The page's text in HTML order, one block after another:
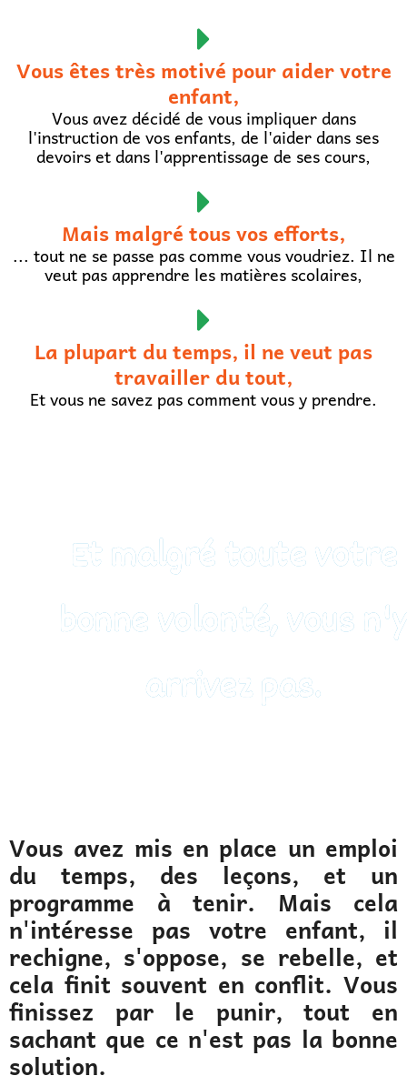
Vous êtes très motivé pour aider votre
enfant,
Vous avez décidé de vous impliquer dans
l'instruction de vos enfants, de l'aider dans ses
devoirs et dans l'apprentissage de ses cours,
Mais malgré tous vos efforts,
... tout ne se passe pas comme vous voudriez. Il ne
veut pas apprendre les matières scolaires,
La plupart du temps, il ne veut pas
travailler du tout,
Et vous ne savez pas comment vous y prendre.
Et malgré toute votre
bonne volonté, vous n'y
arrivez pas.
Vous avez mis en place un emploi
du temps, des leçons, et un
programme à tenir. Mais cela
n'intéresse pas votre enfant, il
rechigne, s'oppose, se rebelle, et
cela finit souvent en conflit. Vous
finissez par le punir, tout en
sachant que ce n'est pas la bonne
solution.